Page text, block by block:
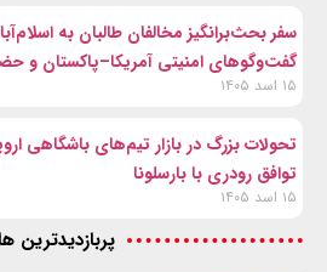
سفر بحث‌برانگیز مخالفان طالبان به
گفت‌وگوهای امنیتی آمریکا–پاکستان و
۱۵ اسد ۱۴۰۵
تحولات بزرگ در بازار تیم‌های باشگاهی
توافق رودری با بارسلونا
۱۵ اسد ۱۴۰۵
پربازدیدترین